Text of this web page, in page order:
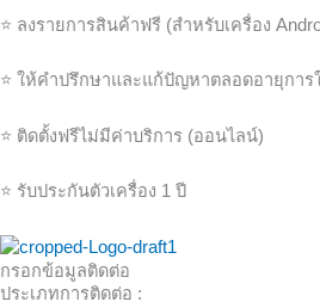
⭐️ ลงรายการสินค้าฟรี (สำหรับเครื่อง
⭐️ ให้คำปรึกษาและแก้ปัญหาตลอดอายุการ
⭐️ ติดตั้งฟรีไม่มีค่าบริการ (ออนไลน์)
⭐️ รับประกันตัวเครื่อง 1 ปี
กรอกข้อมูลติดต่อ
ประเภทการติดต่อ :